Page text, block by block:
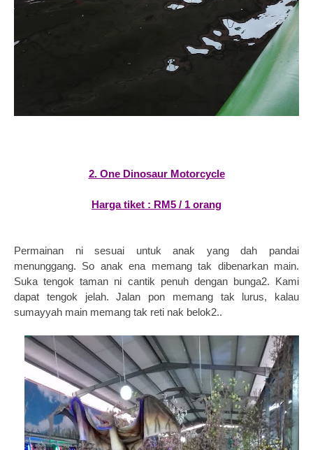
2. One Dinosaur Motorcycle
Harga tiket : RM5 / 1 orang
Permainan ni sesuai untuk anak yang dah pandai
menunggang. So anak ena memang tak dibenarkan main.
Suka tengok taman ni cantik penuh dengan bunga2. Kami
dapat tengok jelah. Jalan pon memang tak lurus, kalau
sumayyah main memang tak reti nak belok2..